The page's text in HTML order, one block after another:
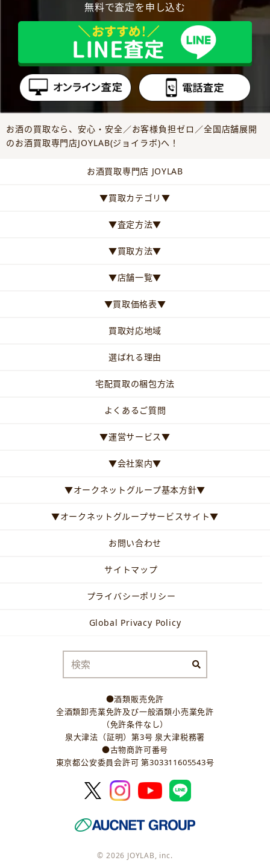
無料で査定を申し込む
お酒の買取なら、安心・安全／お客様負担ゼロ／全国店舗展開
のお酒買取専門店JOYLAB(ジョイラボ)へ！
お酒買取専門店 JOYLAB
▼買取カテゴリ▼
▼査定方法▼
▼買取方法▼
▼店舗一覧▼
▼買取価格表▼
買取対応地域
選ばれる理由
宅配買取の梱包方法
よくあるご質問
▼運営サービス▼
▼会社案内▼
▼オークネットグループ基本方針▼
▼オークネットグループサービスサイト▼
お問い合わせ
サイトマップ
プライバシーポリシー
Global Privacy Policy
●酒類販売免許
全酒類卸売業免許及び一般酒類小売業免許
（免許条件なし）
泉大津法（証明）第3号 泉大津税務署
●古物商許可番号
東京都公安委員会許可 第303311605543号
© 2026 JOYLAB, inc.